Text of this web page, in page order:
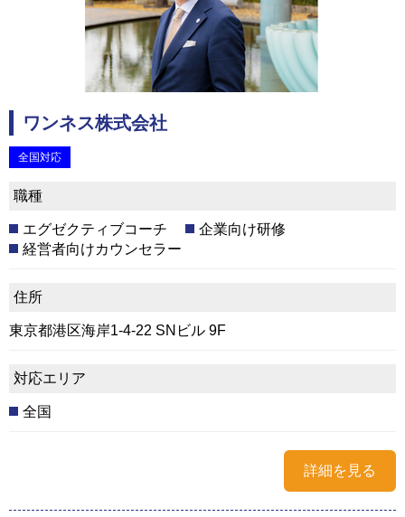
ワンネス株式会社
全国対応
職種
エグゼクティブコーチ
企業向け研修
経営者向けカウンセラー
住所
東京都港区海岸1-4-22 SNビル 9F
対応エリア
全国
詳細を見る